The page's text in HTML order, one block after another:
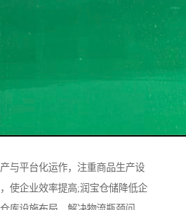
与平台化运作，注重商品生产设
使企业效率提高;润宝仓储降低企